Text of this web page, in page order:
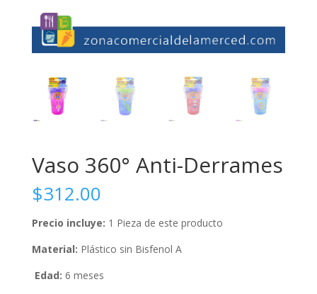
Vaso 360° Anti-Derrames
$312.00
Precio incluye: 1 Pieza de este producto
Material: Plástico sin Bisfenol A
Edad: 6 meses